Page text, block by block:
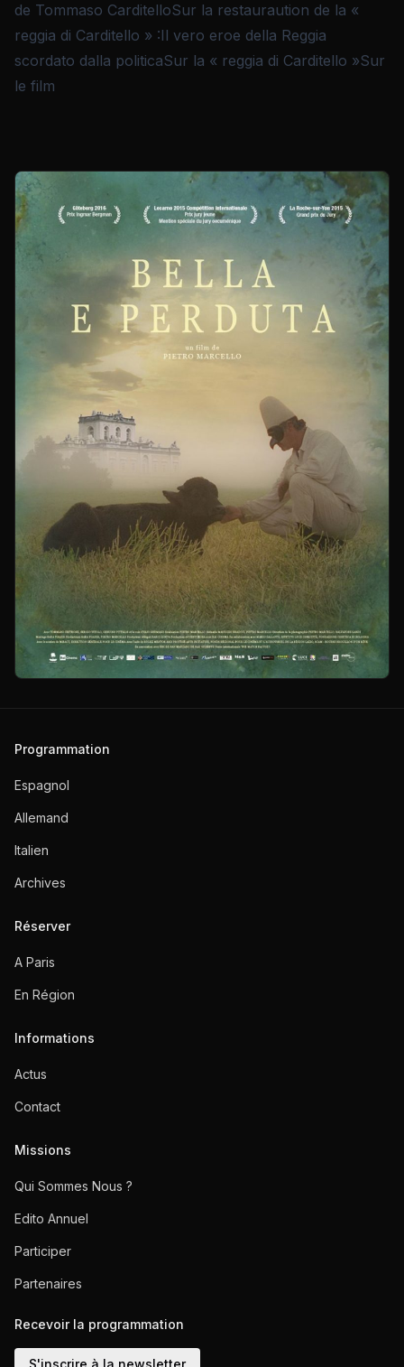
de Tommaso CarditelloSur la restauraution de la «
reggia di Carditello » :Il vero eroe della Reggia
scordato dalla politicaSur la « reggia di Carditello »Sur
le film
Programmation
Espagnol
Allemand
Italien
Archives
Réserver
A Paris
En Région
Informations
Actus
Contact
Missions
Qui Sommes Nous ?
Edito Annuel
Participer
Partenaires
Recevoir la programmation
S'inscrire à la newsletter